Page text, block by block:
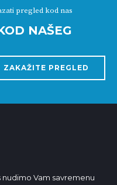
pregled kod nas
NAŠEG
ZAKAŽITE PREGLED
Vam savremenu